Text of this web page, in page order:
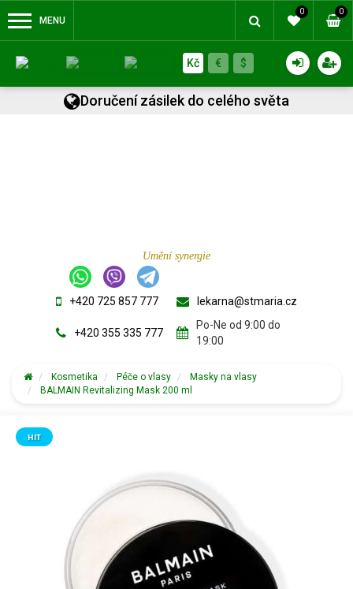
MENU
0 0
Kč € $
Doručení zásilek do celého světa
Umění synergie
+420 725 857 777
+420 355 335 777
lekarna@stmaria.cz
Po-Ne od 9:00 do
19:00
Kosmetika Péče o vlasy
Masky na vlasy
BALMAIN Revitalizing Mask 200 ml
HIT